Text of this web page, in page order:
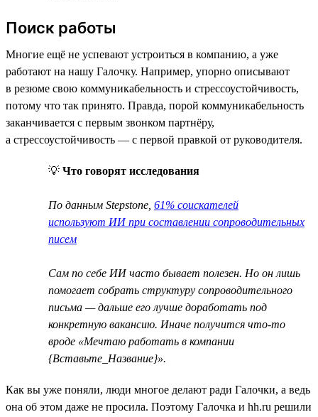
Поиск работы
Многие ещё не успевают устроиться в компанию, а уже
работают на нашу Галочку. Например, упорно описывают
в резюме свою коммуникабельность и стрессоустойчивость,
потому что так принято. Правда, порой коммуникабельность
заканчивается с первым звонком партнёру,
а стрессоустойчивость — с первой правкой от руководителя.
💡 Что говорят исследования
По данным Stepstone, 61% соискателей
используют ИИ при составлении сопроводительных
писем
Сам по себе ИИ часто бывает полезен. Но он лишь
помогает собрать структуру сопроводительного
письма — дальше его лучше доработать под
конкретную вакансию. Иначе получится что-то
вроде «Мечтаю работать в компании
{Вставьте_Название}».
Как вы уже поняли, люди многое делают ради Галочки, а ведь
она об этом даже не просила. Поэтому Галочка и hh.ru решили